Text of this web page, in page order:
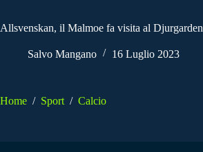
Allsvenskan, il Malmoe fa visita al Djurgarden
Salvo Mangano 16 Luglio 2023
Home / Sport / Calcio